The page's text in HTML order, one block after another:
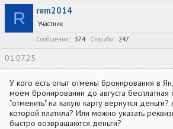
R rem2014
Участник
Сообщения
374 Спасибо 247
01.07.25
У кого есть опыт отмены бронирования в
моем бронировании до августа бесплатная
"отменить" на какую карту вернутся деньги?
которой платила? Или можно указать
быстро возвращаются деньги?